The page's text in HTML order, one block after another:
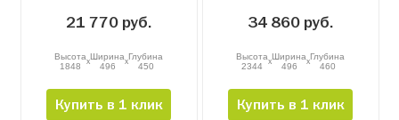
21 770 руб.
Высота
1848
xШирина
496
xГлубина
450
Купить в 1 клик
34 860 руб.
Высота
2344
xШирина
496
xГлубина
460
Купить в 1 клик